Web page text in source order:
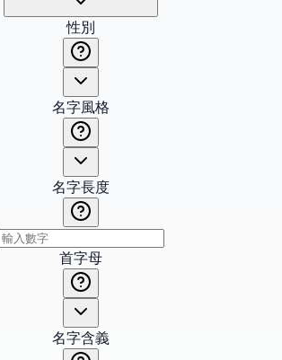
性別
名字風格
名字長度
首字母
名字含義